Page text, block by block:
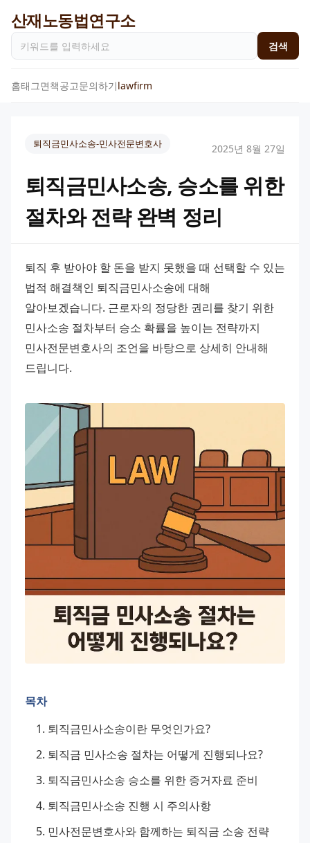
산재노동법연구소
검색
홈태그면책공고문의하기lawfirm
퇴직금민사소송-민사전문변호사 2025년 8월 27일
퇴직금민사소송, 승소를 위한
절차와 전략 완벽 정리
퇴직 후 받아야 할 돈을 받지 못했을 때 선택할 수 있는
법적 해결책인 퇴직금민사소송에 대해
알아보겠습니다. 근로자의 정당한 권리를 찾기 위한
민사소송 절차부터 승소 확률을 높이는 전략까지
민사전문변호사의 조언을 바탕으로 상세히 안내해
드립니다.
목차
퇴직금민사소송이란 무엇인가요?
퇴직금 민사소송 절차는 어떻게 진행되나요?
퇴직금민사소송 승소를 위한 증거자료 준비
퇴직금민사소송 진행 시 주의사항
민사전문변호사와 함께하는 퇴직금 소송 전략